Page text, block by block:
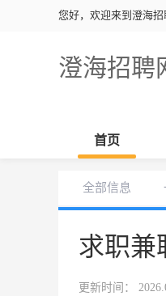
您好，欢迎来到澄海招
澄海招聘
首页
全部信息
求职兼
更新时间：